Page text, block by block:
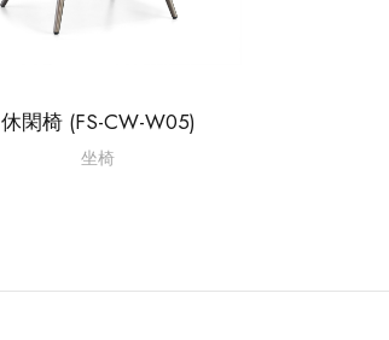
休閑椅 (FS-CW-W05)
坐椅